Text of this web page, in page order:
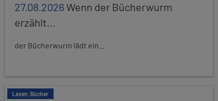
27.08.2026Wenn der Bücherwurm
erzählt...
der Bücherwurm lädt ein...
Lesen, Bücher